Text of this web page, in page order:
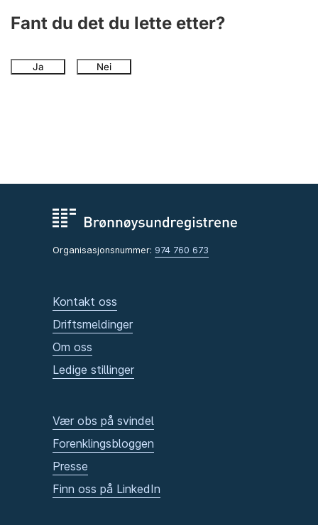
Fant du det du lette etter?
Ja Nei
Organisasjonsnummer: 974 760 673
Kontakt oss
Driftsmeldinger
Om oss
Ledige stillinger
Vær obs på svindel
Forenklingsbloggen
Presse
Finn oss på LinkedIn